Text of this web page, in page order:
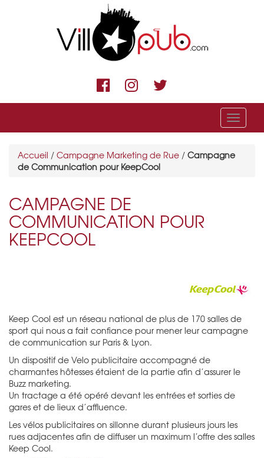
Menu
Accueil / Campagne Marketing de Rue / Campagne
de Communication pour KeepCool
CAMPAGNE DE
COMMUNICATION POUR
KEEPCOOL
Keep Cool est un réseau national de plus de 170 salles de
sport qui nous a fait confiance pour mener leur campagne
de communication sur Paris & Lyon.
Un dispositif de Velo publicitaire accompagné de
charmantes hôtesses étaient de la partie afin d’assurer le
Buzz marketing.
Un tractage a été opéré devant les entrées et sorties de
gares et de lieux d’affluence.
Les vélos publicitaires on sillonne durant plusieurs jours les
rues adjacentes afin de diffuser un maximum l’offre des salles
Keep Cool.